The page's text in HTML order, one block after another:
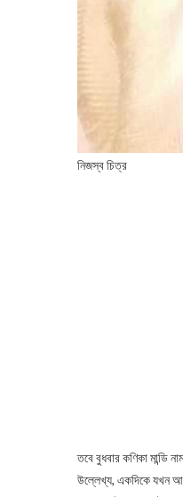
নিজস্ব চিত্র
তবে বুধবার কণিকা মান্ডি
উল্লেখ্য, একদিকে যখন